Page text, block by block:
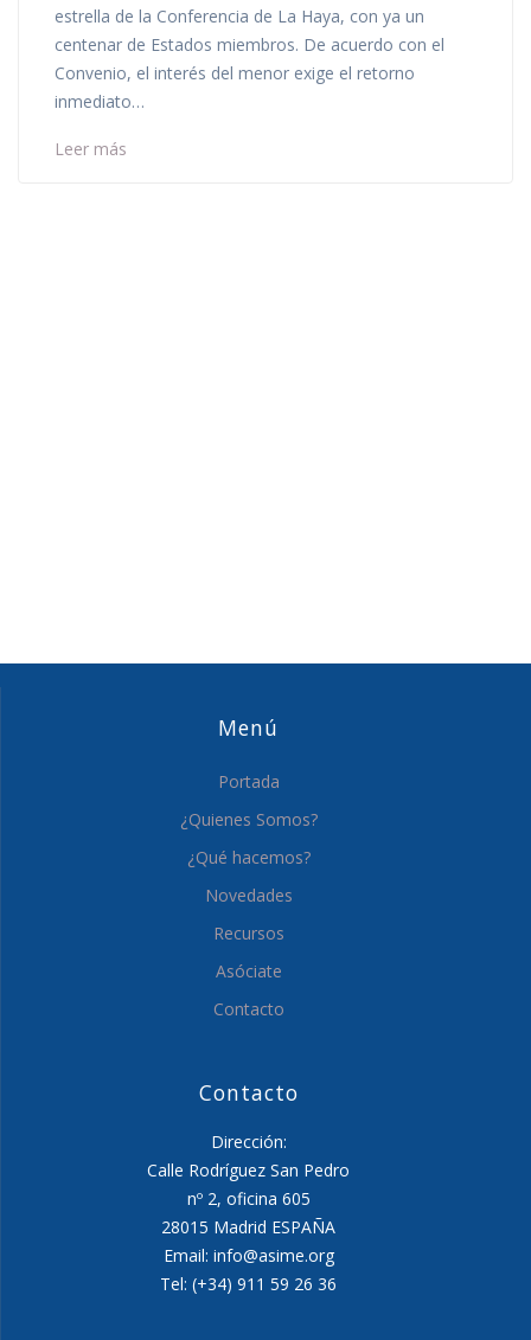
estrella de la Conferencia de La Haya, con ya un
centenar de Estados miembros. De acuerdo con el
Convenio, el interés del menor exige el retorno
inmediato…
Leer más
Menú
Portada
¿Quienes Somos?
¿Qué hacemos?
Novedades
Recursos
Asóciate
Contacto
Contacto
Dirección:
Calle Rodríguez San Pedro
nº 2, oficina 605
28015 Madrid ESPAÑA
Email: info@asime.org
Tel: (+34) 911 59 26 36